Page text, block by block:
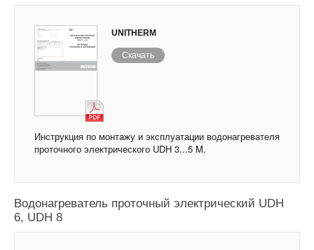
UNITHERM
Скачать
Инструкция по монтажу и эксплуатации водонагревателя
проточного электрического UDH 3...5 M.
Водонагреватель проточный электрический UDH
6, UDH 8